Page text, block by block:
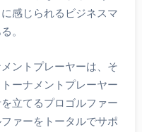
感じられるビジネスマ
。
ントプレーヤーは、そ
ーナメントプレーヤー
立てるプロゴルファー
ァーをトータルでサポ